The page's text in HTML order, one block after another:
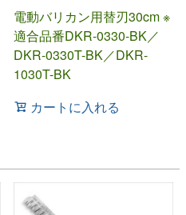
電動バリカン用替刃30cm ※
適合品番DKR-0330-BK／
DKR-0330T-BK／DKR-
1030T-BK
カートに入れる